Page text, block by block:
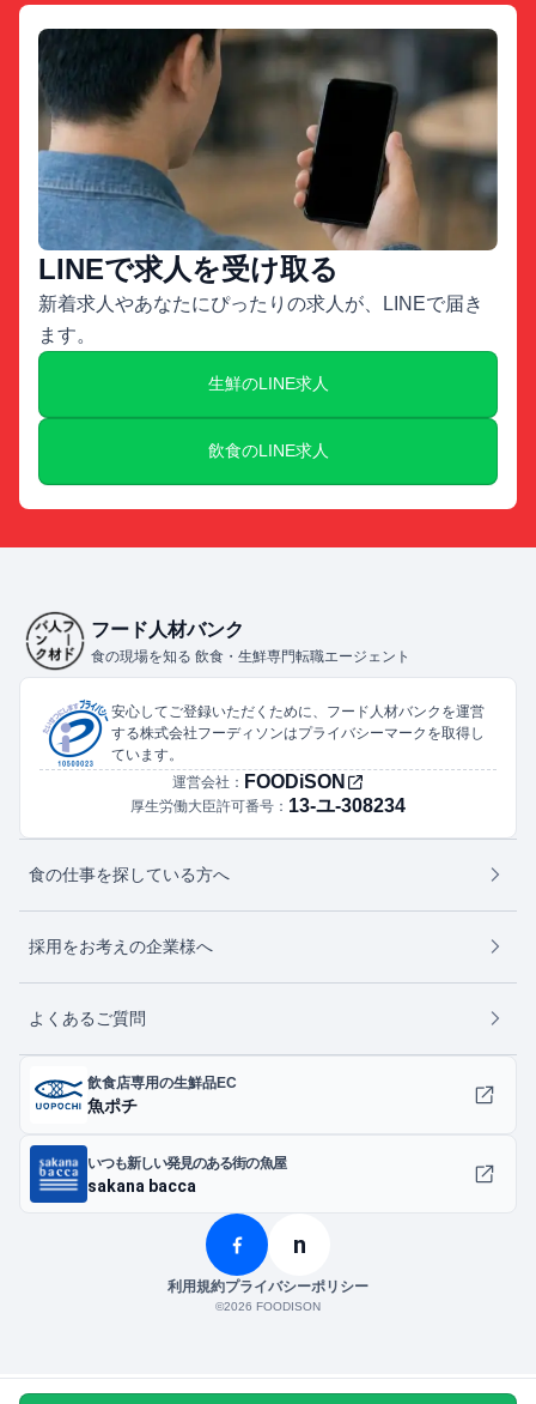
LINEで求人を受け取る
新着求人やあなたにぴったりの求人が、LINEで届き
ます。
生鮮のLINE求人
飲食のLINE求人
フード人材バンク
食の現場を知る 飲食・生鮮専門転職エージェント
安心してご登録いただくために、フード人材バンクを運営
する株式会社フーディソンはプライバシーマークを取得し
ています。
運営会社： FOODiSON
厚生労働大臣許可番号： 13-ユ-308234
食の仕事を探している方へ
採用をお考えの企業様へ
よくあるご質問
飲食店専用の生鮮品EC
魚ポチ
いつも新しい発見のある街の魚屋
sakana bacca
n
利用規約プライバシーポリシー
©︎2026 FOODISON